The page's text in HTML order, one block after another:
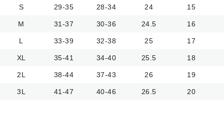
S 29-35 28-34 24 15
M 31-37 30-36 24.5 16
L 33-39 32-38 25 17
XL 35-41 34-40 25.5 18
2L 38-44 37-43 26 19
3L 41-47 40-46 26.5 20